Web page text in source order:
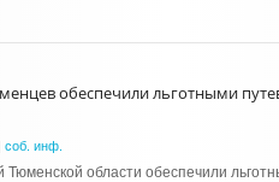
обеспечили льготными
соб. инф.
Тюменской области обеспечили